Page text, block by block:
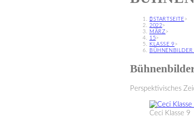
STARTSEITE>
2022>
MÄRZ>
15>
KLASSE 9>
BÜHNENBILDER
Perspektivisches
Ceci Klasse 9